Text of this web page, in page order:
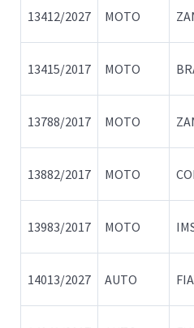
13412/2027 MOTO
13415/2017 MOTO
13788/2017 MOTO
13882/2017 MOTO
13983/2017 MOTO
14013/2027 AUTO